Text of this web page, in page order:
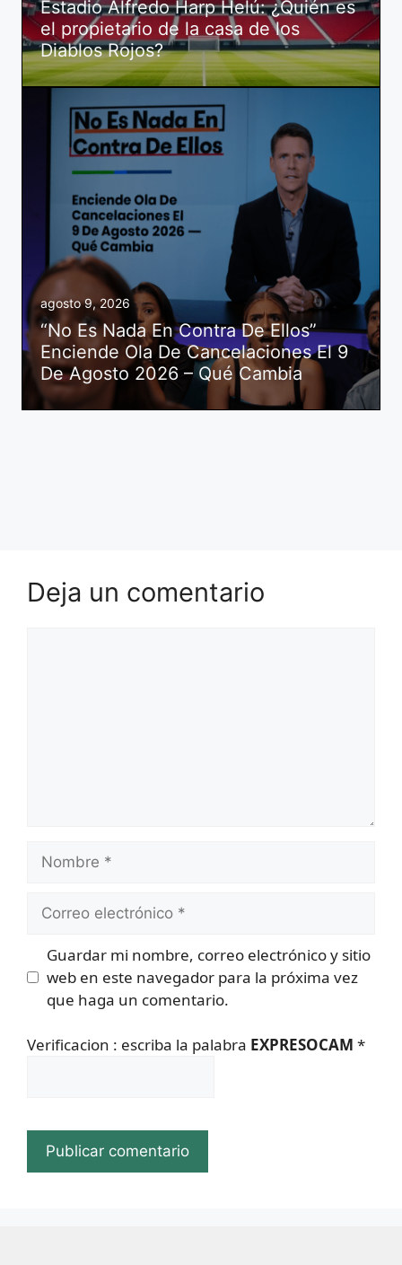
Estadio Alfredo Harp Helú: ¿Quién es
el propietario de la casa de los
Diablos Rojos?
agosto 9, 2026
“No Es Nada En Contra De Ellos”
Enciende Ola De Cancelaciones El 9
De Agosto 2026 – Qué Cambia
Deja un comentario
electrónico
Guardar mi nombre, correo electrónico y sitio
web en este navegador para la próxima vez
que haga un comentario.
Verificacion : escriba la palabra EXPRESOCAM *